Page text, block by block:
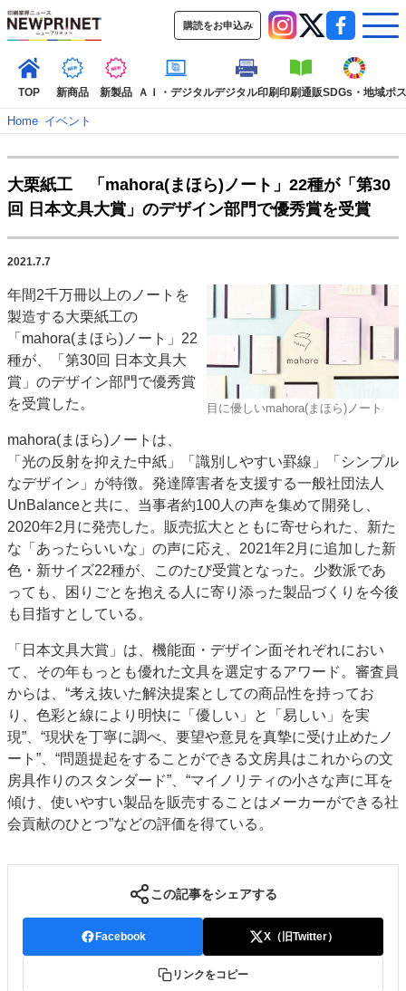
購読をお申込み
TOP 新商品 新製品 ＡＩ・デジタルデジタル印刷印刷通販SDGs・地域ポ
TOP
新着記事 特集記事
動画コンテンツ
インタビュー
コレクション
デジタル印刷
印刷通販
SDGs・地域
ポストプレス 信用情報
市場・統計
人事・移転・異動・訃報
特集記事カテゴリー一覧
2022 見える化・MIS特集
JAPAN PACK 2023 特集
中古印刷機・製本機特集
2022 検査・校正特集
特集・デジタル印刷 ～ 新成長軌道を描く
案内
発刊案内
JFPI印刷用語集 印刷機材年鑑
運営
会社案内
購読・購入申し込み
お問い合わせ
Home–イベント
大栗紙工 「mahora(まほら)ノート」22種が「第30
回 日本文具大賞」のデザイン部門で優秀賞を受賞
2021.7.7
目に優しいmahora(まほら)ノート
年間2千万冊以上のノートを
製造する大栗紙工の
「mahora(まほら)ノート」22
種が、「第30回 日本文具大
賞」のデザイン部門で優秀賞
を受賞した。
mahora(まほら)ノートは、
「光の反射を抑えた中紙」「識別しやすい罫線」「シンプル
なデザイン」が特徴。発達障害者を支援する一般社団法人
UnBalanceと共に、当事者約100人の声を集めて開発し、
2020年2月に発売した。販売拡大とともに寄せられた、新た
な「あったらいいな」の声に応え、2021年2月に追加した新
色・新サイズ22種が、このたび受賞となった。少数派であ
っても、困りごとを抱える人に寄り添った製品づくりを今後
も目指すとしている。
「日本文具大賞」は、機能面・デザイン面それぞれにおい
て、その年もっとも優れた文具を選定するアワード。審査員
からは、“考え抜いた解決提案としての商品性を持ってお
り、色彩と線により明快に「優しい」と「易しい」を実
現”、“現状を丁寧に調べ、要望や意見を真摯に受け止めたノ
ート”、“問題提起をすることができる文房具はこれからの文
房具作りのスタンダード”、“マイノリティの小さな声に耳を
傾け、使いやすい製品を販売することはメーカーができる社
会貢献のひとつ”などの評価を得ている。
この記事をシェアする
Facebook X（旧Twitter）
リンクをコピー